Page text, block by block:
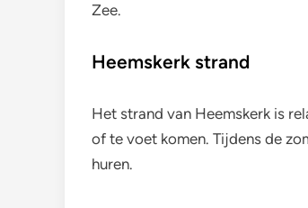
Zee.
Heemskerk strand
Het strand van Heemskerk is
of te voet komen. Tijdens de
huren.